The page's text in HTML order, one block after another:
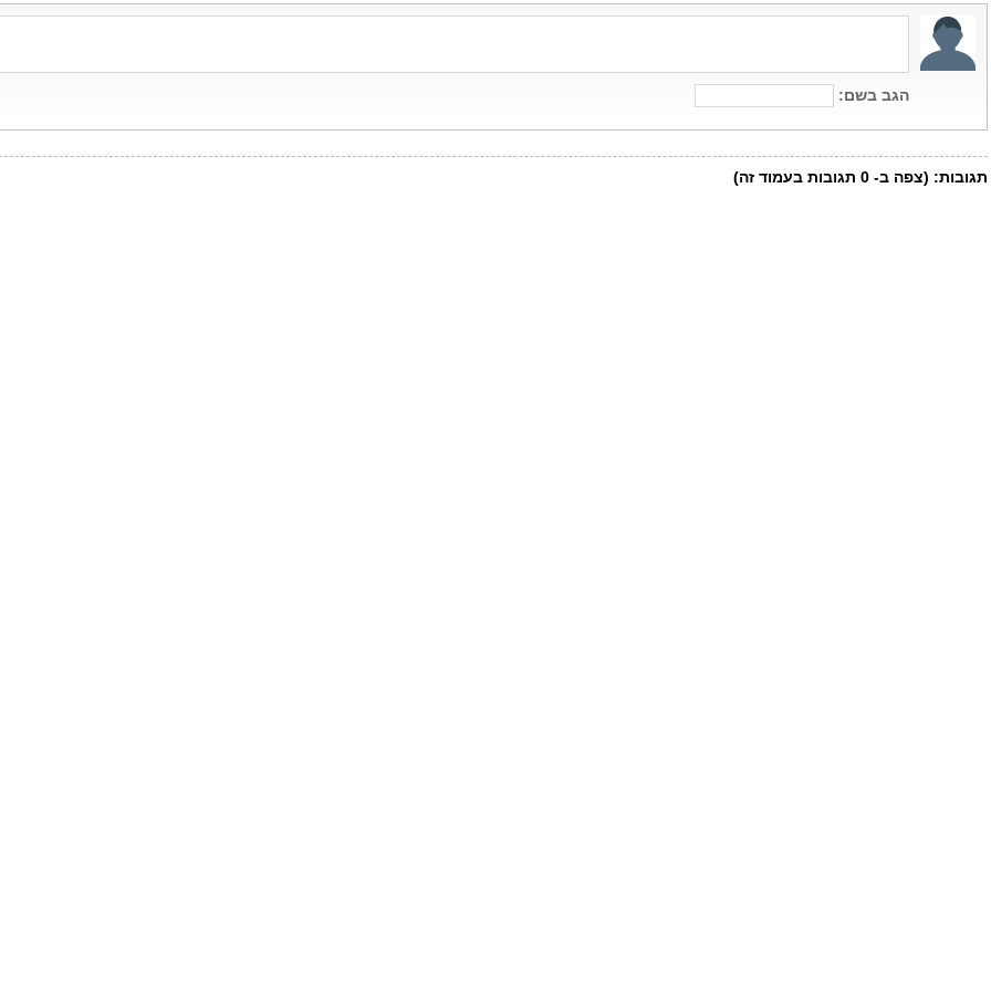
הגב בשם:
תגובות: (צפה ב- 0 תגובות בעמוד זה)